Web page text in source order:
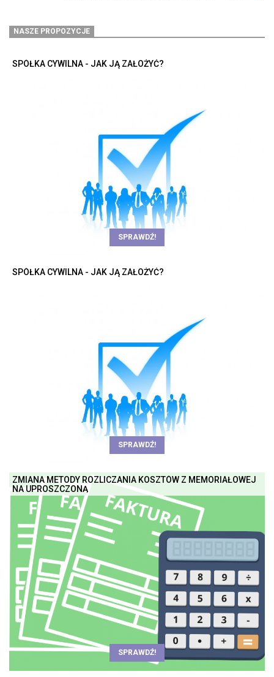
NASZE PROPOZYCJE
SPÓŁKA CYWILNA - JAK JĄ ZAŁOŻYĆ?
SPRAWDŹ!
SPÓŁKA CYWILNA - JAK JĄ ZAŁOŻYĆ?
SPRAWDŹ!
ZMIANA METODY ROZLICZANIA KOSZTÓW Z MEMORIAŁOWEJ
NA UPROSZCZONĄ
SPRAWDŹ!